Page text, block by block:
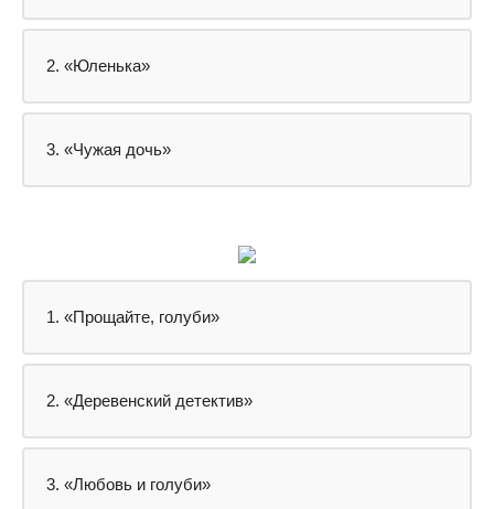
2. «Юленька»
3. «Чужая дочь»
1. «Прощайте, голуби»
2. «Деревенский детектив»
3. «Любовь и голуби»